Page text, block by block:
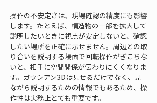
操作の不安定さは、現場確認の精度にも影響
します。たとえば、構造物の一部を拡大して
説明したいときに視点が安定しないと、確認
したい場所を正確に示せません。周辺との取
り合いを説明する場面で回転操作がぎこちな
いと、相手に空間関係が伝わりにくくなりま
す。ガウシアン3Dは見せるだけでなく、見
ながら説明するための情報でもあるため、操
作性は実務上とても重要です。